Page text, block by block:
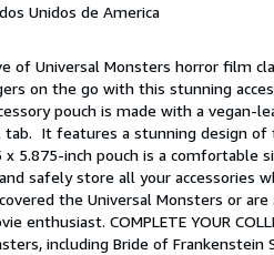
Unidos de America
of Universal Monsters horror film
on the go with this stunning
pouch is made with a vegan-
It features a stunning design of
x 5.875-inch pouch is a comfortable
safely store all your accessories
the Universal Monsters or
enthusiast. COMPLETE YOUR
including Bride of Frankenstein